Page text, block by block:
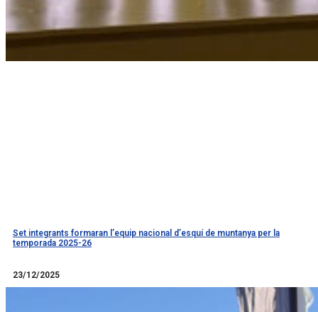
Set integrants formaran l’equip nacional d’esquí de muntanya per la
temporada 2025-26
23/12/2025